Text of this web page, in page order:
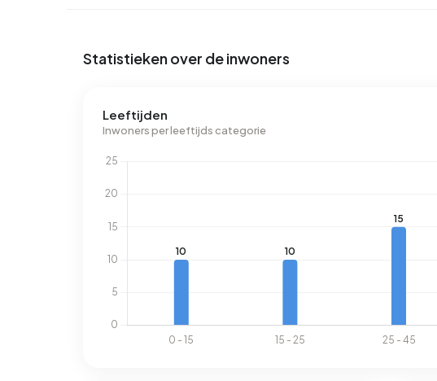
Statistieken over de inwoners
Leeftijden
Inwoners per leeftijds categorie